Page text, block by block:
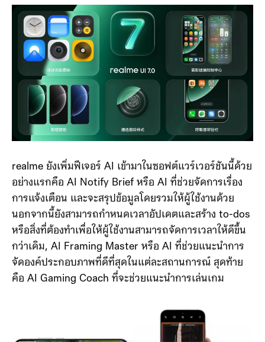
realme ยังเพิ่มฟีเจอร์ AI เข้ามาในซอฟต์แวร์เวอร์ชันนี้ด้วย
อย่างแรกคือ AI Notify Brief หรือ AI ที่ช่วยจัดการเรื่อง
การแจ้งเตือน และจะสรุปข้อมูลโดยรวมให้ผู้ใช้งานด้วย
นอกจากนี้ยังสามารถกำหนดเวลาอัปเดตและสร้าง to-dos
หรือสิ่งที่ต้องทำเพื่อให้ผู้ใช้งานสามารถจัดการเวลาให้ดีขึ้น
กว่าเดิม, AI Framing Master หรือ AI ที่ช่วยแนะนำการ
จัดองค์ประกอบภาพที่ดีที่สุดในแต่ละสถานการณ์ สุดท้าย